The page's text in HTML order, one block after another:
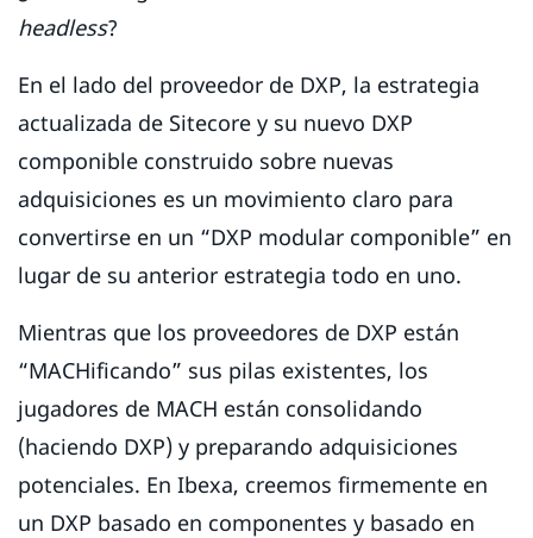
headless?
En el lado del proveedor de DXP, la estrategia
actualizada de Sitecore y su nuevo DXP
componible construido sobre nuevas
adquisiciones es un movimiento claro para
convertirse en un “DXP modular componible” en
lugar de su anterior estrategia todo en uno.
Mientras que los proveedores de DXP están
“MACHificando” sus pilas existentes, los
jugadores de MACH están consolidando
(haciendo DXP) y preparando adquisiciones
potenciales. En Ibexa, creemos firmemente en
un DXP basado en componentes y basado en